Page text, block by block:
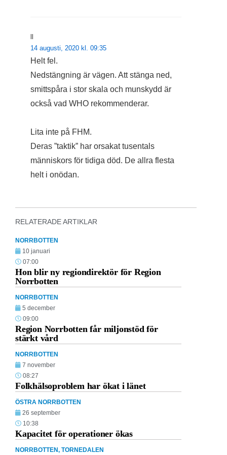
ll
14 augusti, 2020 kl. 09:35
Helt fel.
Nedstängning är vägen. Att stänga ned,
smittspåra i stor skala och munskydd är
också vad WHO rekommenderar.
Lita inte på FHM.
Deras ”taktik” har orsakat tusentals
människors för tidiga död. De allra flesta
helt i onödan.
RELATERADE ARTIKLAR
NORRBOTTEN
10 januari
07:00
Hon blir ny regiondirektör för Region
Norrbotten
NORRBOTTEN
5 december
09:00
Region Norrbotten får miljonstöd för
stärkt vård
NORRBOTTEN
7 november
08:27
Folkhälsoproblem har ökat i länet
ÖSTRA NORRBOTTEN
26 september
10:38
Kapacitet för operationer ökas
NORRBOTTEN, TORNEDALEN